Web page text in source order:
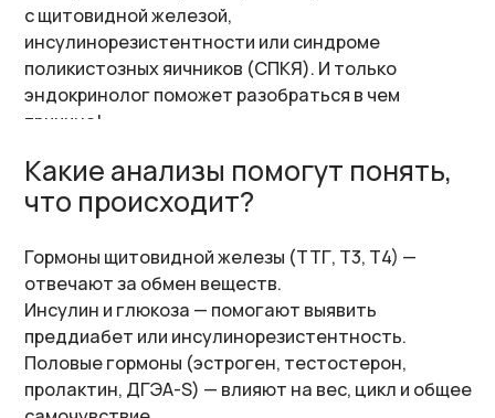
Какие анализы помогут понять,
что происходит?
Гормоны щитовидной железы (ТТГ, Т3, Т4) —
Инсулин и глюкоза — помогают выявить
преддиабет или инсулинорезистентность.
Половые гормоны (эстроген, тестостерон,
самочувствие.
Кортизол — гормон стресса, который может
провоцировать лишний вес.
Что делать, если найдены
нарушения?